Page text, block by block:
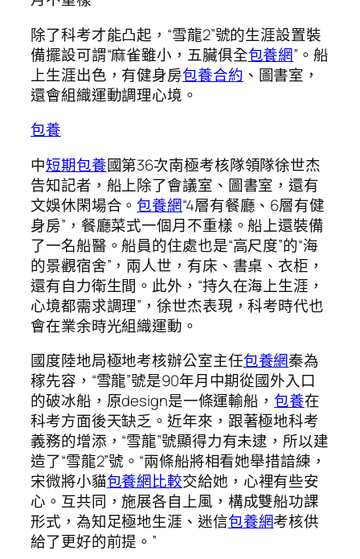
除了科考才能凸起，“雪龍2”號的生涯設置裝
備擺設可謂“麻雀雖小，五臟俱全包養網”。船
上生涯出色，有健身房包養合約 、圖書室，
還會組織運動調理心境。
包養
中短期包養國第36次南極考核隊領隊徐世杰
告知記者，船上除了會議室、圖書室，還有
文娛休閑場合。包養網“4層有餐廳、6層有健
身房”，餐廳菜式一個月不重樣。船上還裝備
了一名船醫。船員的住處也是“高尺度”的“海
的景觀宿舍”，兩人世，有床、書桌、衣柜，
還有自力衛生間。此外，“持久在海上生涯，
心境都需求調理”，徐世杰表現，科考時代也
會在業余時光組織運動。
國度陸地局極地考核辦公室主任包養網秦為
稼先容，“雪龍”號是90年月中期從國外入口
的破冰船，原design是一條運輸船，包養在
科考方面後天缺乏。近年來，跟著極地科考
義務的增添，“雪龍”號顯得力有未逮，所以建
造了“雪龍2”號。“兩條船將相看她舉措諳練，
宋微將小貓包養網比較交給她，心裡有些安
心。互共同，施展各自上風，構成雙船功課
形式，為知足極地生涯、迷信包養網考核供
給了更好的前提。”